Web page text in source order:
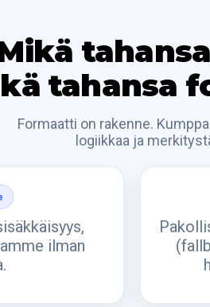
tahansa
Formaatti on rakenne.
logiikkaa ja
ilman